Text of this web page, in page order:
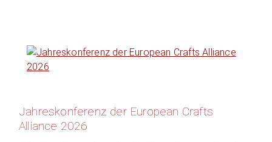
Jahreskonferenz der European Crafts
Alliance 2026